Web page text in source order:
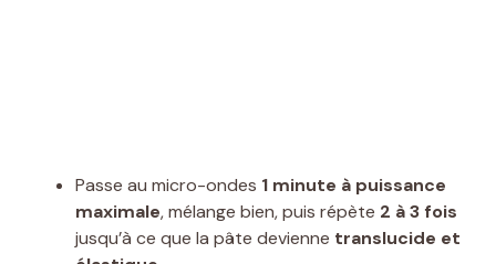
Passe au micro-ondes 1 minute à puissance
maximale, mélange bien, puis répète 2 à 3 fois
jusqu’à ce que la pâte devienne translucide et